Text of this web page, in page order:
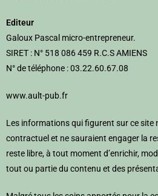
Editeur
Galoux Pascal micro-entrepreneur.
SIRET : N° 518 086 459 R.C.S AMIENS
N° de téléphone : 03.22.60.67.08
www.ault-pub.fr
Les informations qui figurent sur ce site
contractuel et ne sauraient engager la
reste libre, à tout moment d’enrichir,
tout ou partie du contenu et des